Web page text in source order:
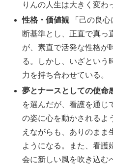
りんの人生は大きく変わ
性格・価値観「己の良心
断基準とし、正直で真っ
が、素直で活発な性格が
る。しかし、いざという
力を持ち合わせている。
夢とナースとしての使命
を選んだが、看護を通じ
の姿に心を動かされるよ
えながらも、ありのまま
ようになる。また、看護
会に新しい風を吹き込む